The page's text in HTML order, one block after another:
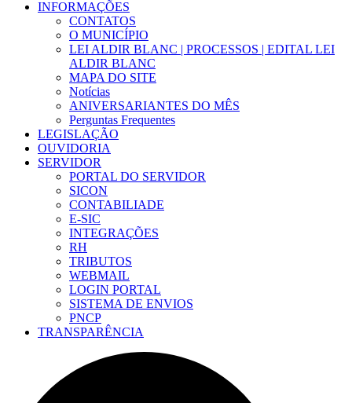
INFORMAÇÕES
CONTATOS
O MUNICÍPIO
LEI ALDIR BLANC | PROCESSOS | EDITAL LEI
ALDIR BLANC
MAPA DO SITE
Notícias
ANIVERSARIANTES DO MÊS
Perguntas Frequentes
LEGISLAÇÃO
OUVIDORIA
SERVIDOR
PORTAL DO SERVIDOR
SICON
CONTABILIADE
E-SIC
INTEGRAÇÕES
RH
TRIBUTOS
WEBMAIL
LOGIN PORTAL
SISTEMA DE ENVIOS
PNCP
TRANSPARÊNCIA